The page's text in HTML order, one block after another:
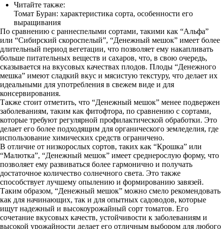
Читайте также:
Томат Буран: характеристика сорта, особенности его
выращивания
По сравнению с раннеспелыми сортами, такими как “Альфа”
или “Сибирский скороспелый”, “Денежный мешок” имеет более
длительный период вегетации, что позволяет ему накапливать
больше питательных веществ и сахаров, что, в свою очередь,
сказывается на вкусовых качествах плодов. Плоды “Денежного
мешка” имеют сладкий вкус и мясистую текстуру, что делает их
идеальными для употребления в свежем виде и для
консервирования.
Также стоит отметить, что “Денежный мешок” менее подвержен
заболеваниям, таким как фитофтора, по сравнению с сортами,
которые требуют регулярной профилактической обработки. Это
делает его более подходящим для органического земледелия, где
использование химических средств ограничено.
В отличие от низкорослых сортов, таких как “Крошка” или
“Малютка”, “Денежный мешок” имеет среднерослую форму, что
позволяет ему развиваться более гармонично и получать
достаточное количество солнечного света. Это также
способствует лучшему опылению и формированию завязей.
Таким образом, “Денежный мешок” можно смело рекомендовать
как для начинающих, так и для опытных садоводов, которые
ищут надежный и высокоурожайный сорт томатов. Его
сочетание вкусовых качеств, устойчивости к заболеваниям и
высокой урожайности делает его отличным выбором для любого